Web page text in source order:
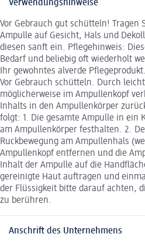
Verwendungshinweise
Vor Gebrauch gut schütteln! Tragen
Ampulle auf Gesicht, Hals und
diesen sanft ein. Pflegehinweis:
Bedarf und beliebig oft wiederholt
Ihr gewohntes alverde
Vor Gebrauch schütteln. Durch
möglicherweise im Ampullenkopf
Inhalts in den Ampullenkörper
folgt: 1. Die gesamte Ampulle in ein
am Ampullenkörper festhalten. 2.
Ruckbewegung am Ampullenhals
Ampullenkopf entfernen und die
Inhalt der Ampulle auf die
gereinigte Haut auftragen und
der Flüssigkeit bitte darauf achten,
zu berühren.
Anschrift des Unternehmens